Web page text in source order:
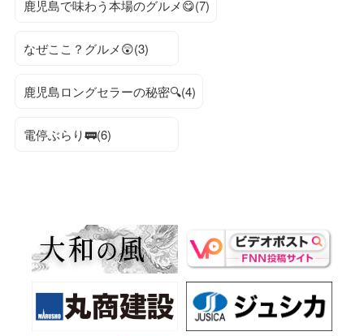
鹿児島で味わう本場のグルメ😋(7)
なぜここ？グルメ😲(3)
鹿児島ロングセラーの秘密🔍(4)
電停ぶらり🚃(6)